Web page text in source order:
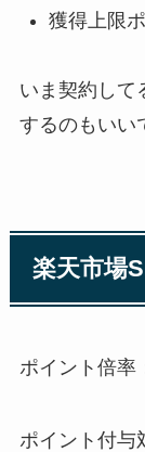
獲得上限
いま契約して
するのもいい
楽天市場
ポイント倍率
ポイント付与